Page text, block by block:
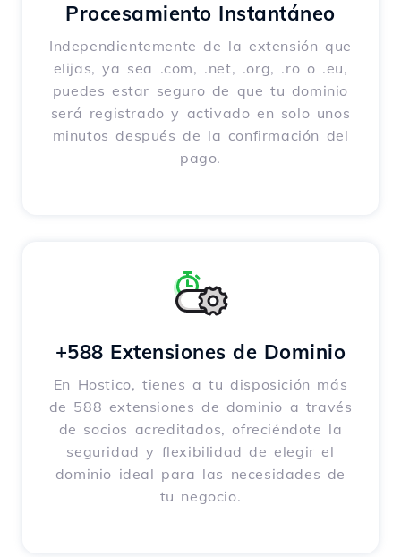
Procesamiento Instantáneo
Independientemente de la extensión que
elijas, ya sea .com, .net, .org, .ro o .eu,
puedes estar seguro de que tu dominio
será registrado y activado en solo unos
minutos después de la confirmación del
pago.
+588 Extensiones de Dominio
En Hostico, tienes a tu disposición más
de 588 extensiones de dominio a través
de socios acreditados, ofreciéndote la
seguridad y flexibilidad de elegir el
dominio ideal para las necesidades de
tu negocio.